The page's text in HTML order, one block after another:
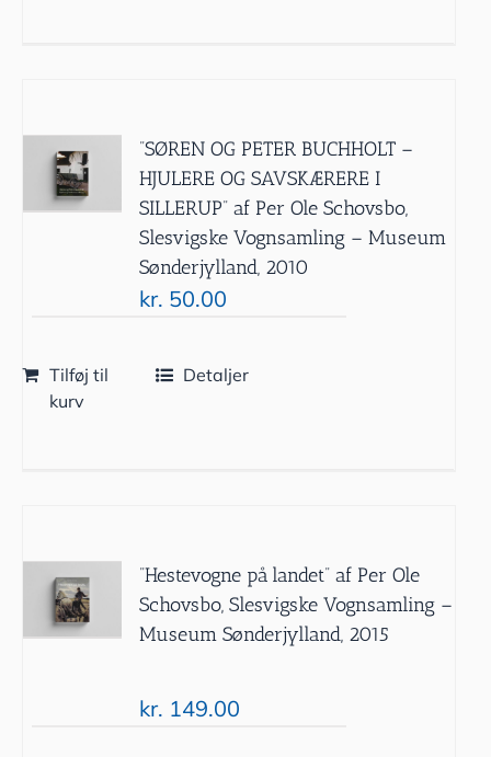
”SØREN OG PETER BUCHHOLT –
HJULERE OG SAVSKÆRERE I
SILLERUP” af Per Ole Schovsbo,
Slesvigske Vognsamling – Museum
Sønderjylland, 2010
kr. 50.00
Tilføj til
kurv
Detaljer
”Hestevogne på landet” af Per Ole
Schovsbo, Slesvigske Vognsamling –
Museum Sønderjylland, 2015
kr. 149.00